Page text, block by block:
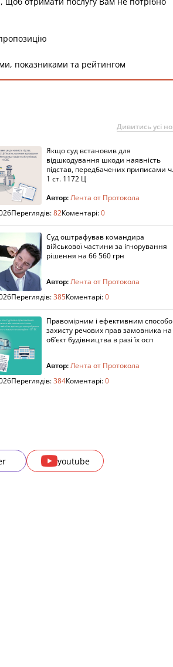
показниками та рейтингом
Дивитись усі
Якщо суд встановив для
відшкодування шкоди наявність
підстав, передбачених приписами ч.
1 ст. 1172 Ц
Автор:Лента от Протокола
Переглядів:82Коментарі:0
Суд оштрафував командира
військової частини за ігнорування
рішення на 66 560 грн
Автор:Лента от Протокола
Переглядів:385Коментарі:0
Правомірним і ефективним
захисту речових прав замовника на
об’єкт будівництва в разі їх осп
Автор:Лента от Протокола
Переглядів:384Коментарі:0
youtube